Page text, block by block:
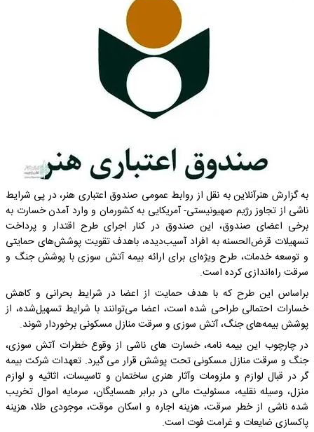
به گزارش هنرآنلاین به نقل از روابط عمومی صندوق اعتباری هنر، در پی شرایط
ناشی از تجاوز رژیم صهیونیستی- آمریکایی به کشورمان و وارد آمدن خسارت به
برخی اعضای صندوق، این صندوق در کنار اجرای طرح اقتدار و پرداخت
تسهیلات قرض‌الحسنه به افراد آسیب‌دیده، باهدف تقویت پوشش‌های حمایتی
و توسعه خدمات، طرح ویژه‌ای برای ارائه بیمه آتش سوزی با پوشش جنگ و
سرقت راه‌اندازی کرده است.
براساس این طرح که با هدف حمایت از اعضا در شرایط بحرانی و کاهش
خسارات احتمالی طراحی شده است، اعضا می‌توانند با شرایط تسهیل‌شده، از
پوشش بیمه‌های جنگ، آتش سوزی و سرقت منازل مسکونی برخوردار شوند.
در چارچوب این بیمه نامه، خسارت های ناشی از وقوع خطرات آتش سوزی،
جنگ و سرقت منازل مسکونی تحت پوشش قرار می گیرد. تعهدات شرکت بیمه
گر در قبال لوازم و ملزومات وآثار هنری ساختمان و تاسیسات، اثاثیه و لوازم
منزل، وسیله نقلیه، مسئولیت مالی در برابر همسایگان، سرمایه اموال تخریب
شده ناشی از خطر سرقت، هزینه اجاره و اسکان موقت، موجودی طلا، هزینه
پاکسازی ضایعات و غرامت فوت است.